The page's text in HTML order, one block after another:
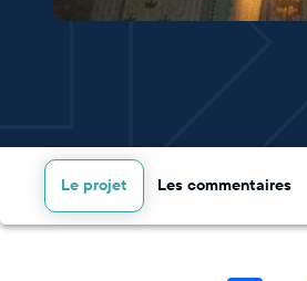
Le projet Les commentaires